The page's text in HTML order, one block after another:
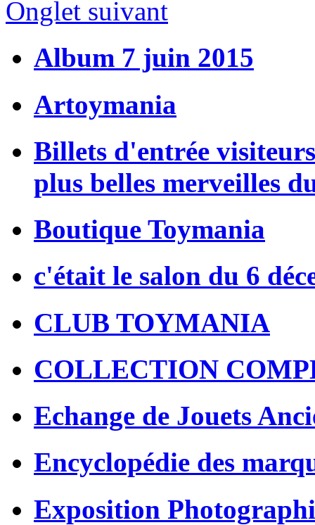
Onglet suivant
Album 7 juin 2015
Artoymania
Billets d'entrée
plus belles merveilles
Boutique Toymania
c'était le salon du 6
CLUB TOYMANIA
COLLECTION
Echange de Jouets
Encyclopédie des
Exposition